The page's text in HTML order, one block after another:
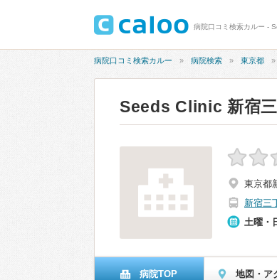
病院口コミ検索カルー -
病院口コミ検索カルー 病院検索 東京都
Seeds Clinic 新宿三
東京都
新宿三
土曜・
病院TOP 地図・ア